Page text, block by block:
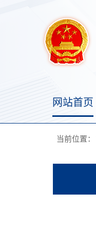
网站首页
当前位置：